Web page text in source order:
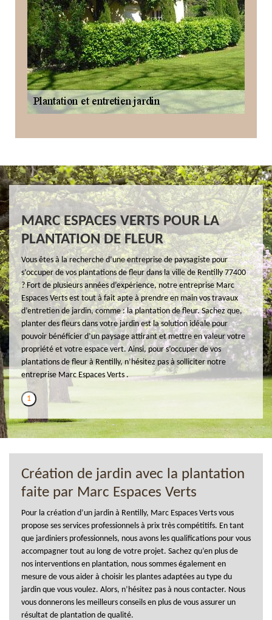
MARC ESPACES VERTS POUR LA
PLANTATION DE FLEUR
Vous êtes à la recherche d’une entreprise de paysagiste pour
s’occuper de vos plantations de fleur dans la ville de Rentilly 77400
? Fort de plusieurs années d’expérience, notre entreprise Marc
Espaces Verts est tout à fait apte à prendre en main vos travaux
d’entretien de jardin, comme : la plantation de fleur. Sachez que,
planter des fleurs dans votre jardin est la solution idéale pour
pouvoir bénéficier d’un paysage attirant et mettre en valeur votre
propriété et votre espace vert. Ainsi, pour s’occuper de vos
plantations de fleur à Rentilly, n’hésitez pas à solliciter notre
entreprise Marc Espaces Verts .
1
Création de jardin avec la plantation
faite par Marc Espaces Verts
Pour la création d’un jardin à Rentilly, Marc Espaces Verts vous
propose ses services professionnels à prix très compétitifs. En tant
que jardiniers professionnels, nous avons les qualifications pour vous
accompagner tout au long de votre projet. Sachez qu’en plus de
nos interventions en plantation, nous sommes également en
mesure de vous aider à choisir les plantes adaptées au type du
jardin que vous voulez. Alors, n’hésitez pas à nous contacter. Nous
vous donnerons les meilleurs conseils en plus de vous assurer un
résultat de plantation de qualité.